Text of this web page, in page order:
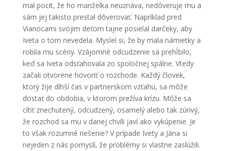
mal pocit, že ho manželka neuznáva, nedôveruje mu a
sám jej takisto prestal dôverovať. Napríklad pred
Vianocami svojim deťom tajne posielal darčeky, aby
Iveta o tom nevedela. Myslel si, že by mala námietky a
robila mu scény. Vzájomné odcudzenie sa prehĺbilo,
keď sa Iveta odsťahovala zo spoločnej spálne. Vtedy
začali otvorene hovoriť o rozchode. Každý človek,
ktorý žije dlhší čas v partnerskom vzťahu, sa môže
dostať do obdobia, v ktorom prežíva krízu. Môže sa
cítiť znechutený, odcudzený, osamelý alebo tak zúrivý,
že rozchod sa mu v danej chvíli javí ako vykúpenie. Je
to však rozumné riešenie? V prípade Ivety a Jána si
nejeden z nás pomyslí, že problémy si vlastne zaslúžili.